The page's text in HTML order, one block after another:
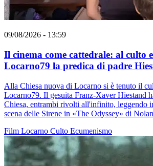
09/08/2026 - 13:59
Il cinema come cattedrale: al culto
Locarno79 la predica di padre
Alla Chiesa nuova di Locarno si è tenuto il
Locarno79. Il gesuita Franz-Xaver Hiestand
Chiesa, entrambi rivolti all'infinito, leggendo
scena delle Sirene in «The Odyssey» di
Film Locarno Culto Ecumenismo